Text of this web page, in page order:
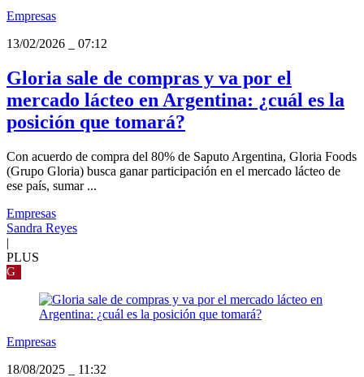
Empresas
13/02/2026
07:12
Gloria sale de compras y va por el
mercado lácteo en Argentina: ¿cuál es la
posición que tomará?
Con acuerdo de compra del 80% de Saputo Argentina, Gloria Foods
(Grupo Gloria) busca ganar participación en el mercado lácteo de
ese país, sumar ...
Empresas
Sandra Reyes
|
PLUS
G
Empresas
18/08/2025
11:32